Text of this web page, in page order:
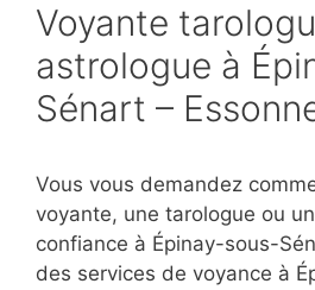
Voyante
astrologue à
Sénart –
Vous vous demandez
voyante, une tarologue ou
confiance à Épinay-sous-
des services de voyance à